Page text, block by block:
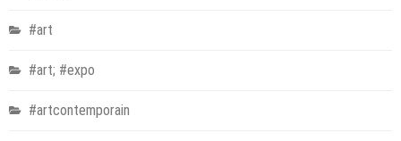
#art
#art; #expo
#artcontemporain